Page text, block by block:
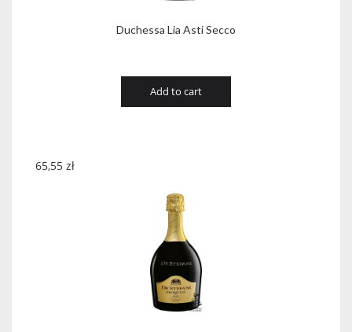
Duchessa Lia Asti Secco
Add to cart
65,55 zł